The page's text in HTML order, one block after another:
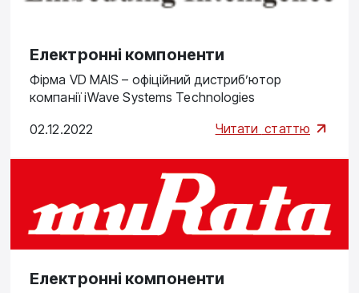
Електронні компоненти
Фірма VD MAIS – офіційний дистриб’ютор
компанії iWave Systems Technologies
02.12.2022 Читати статтю
Електронні компоненти